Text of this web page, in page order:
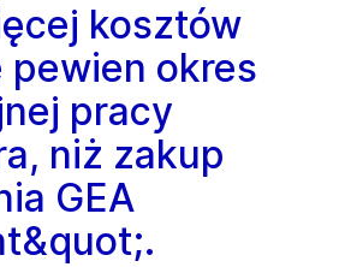
kosztów
pewien okres
pracy
niż zakup
GEA